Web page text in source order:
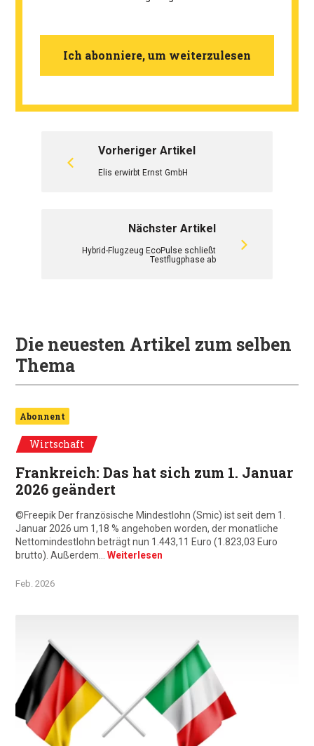
Ich abonniere, um weiterzulesen
Vorheriger Artikel
Elis erwirbt Ernst GmbH
Nächster Artikel
Hybrid-Flugzeug EcoPulse schließt
Testflugphase ab
Die neuesten Artikel zum selben
Thema
Abonnent
Wirtschaft
Frankreich: Das hat sich zum 1. Januar
2026 geändert
©Freepik Der französische Mindestlohn (Smic) ist seit dem 1.
Januar 2026 um 1,18 % angehoben worden, der monatliche
Nettomindestlohn beträgt nun 1.443,11 Euro (1.823,03 Euro
brutto). Außerdem… Weiterlesen
Feb. 2026